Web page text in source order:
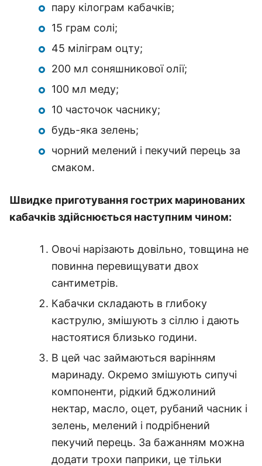
пару кілограм кабачків;
15 грам солі;
45 міліграм оцту;
200 мл соняшникової олії;
100 мл меду;
10 часточок часнику;
будь-яка зелень;
чорний мелений і пекучий перець за
смаком.
Швидке приготування гострих маринованих
кабачків здійснюється наступним чином:
Овочі нарізають довільно, товщина не
повинна перевищувати двох
сантиметрів.
Кабачки складають в глибоку
каструлю, змішують з сіллю і дають
настоятися близько години.
В цей час займаються варінням
маринаду. Окремо змішують сипучі
компоненти, рідкий бджолиний
нектар, масло, оцет, рубаний часник і
зелень, мелений і подрібнений
пекучий перець. За бажанням можна
додати трохи паприки, це тільки